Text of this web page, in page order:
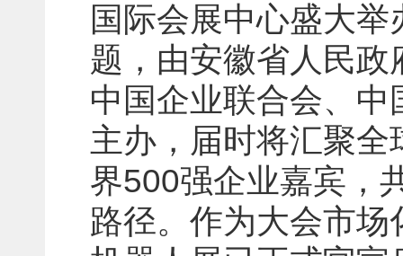
国际会展中心盛大举
题，由安徽省人民
中国企业联合会、
主办，届时将汇聚
界500强企业嘉宾，
路径。作为大会市